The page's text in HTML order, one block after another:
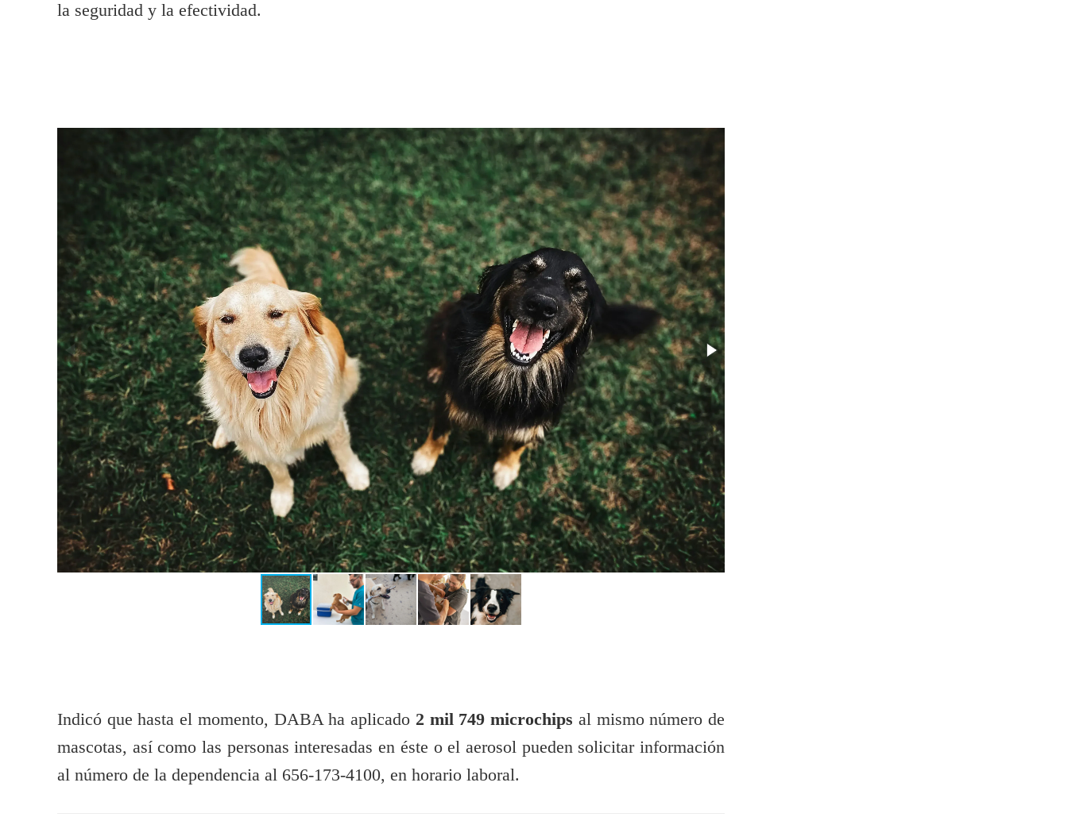
la seguridad y la efectividad.
Indicó que hasta el momento, DABA ha aplicado 2 mil 749 microchips al mismo número de
mascotas, así como las personas interesadas en éste o el aerosol pueden solicitar información
al número de la dependencia al 656-173-4100, en horario laboral.